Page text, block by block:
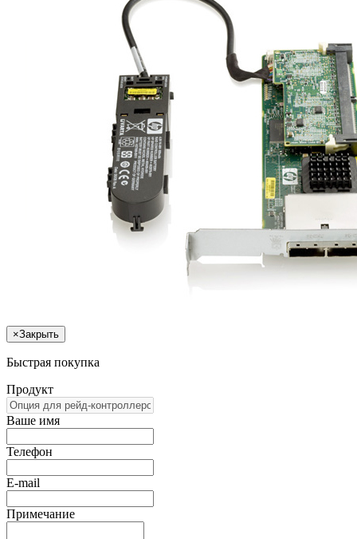
×Закрыть
Быстрая покупка
Продукт
Ваше имя
Телефон
E-mail
Примечание